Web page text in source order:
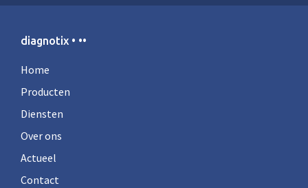
diagnotix • ••
Home
Producten
Diensten
Over ons
Actueel
Contact